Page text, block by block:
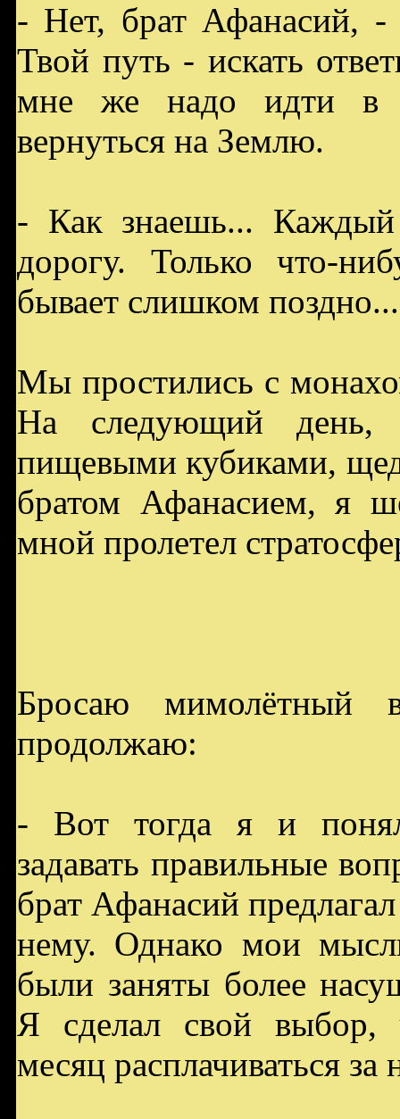
- Нет, брат Афанасий, -
Твой путь - искать
мне же надо идти в
вернуться на Землю.
- Как знаешь...
дорогу. Только что-
бывает слишком поздно...
Мы простились с
На следующий день,
пищевыми кубиками,
братом Афанасием, я
мной пролетел
Бросаю мимолётный
продолжаю:
- Вот тогда я и
задавать правильные
брат Афанасий
нему. Однако мои
были заняты более
Я сделал свой выбор,
месяц расплачиваться за